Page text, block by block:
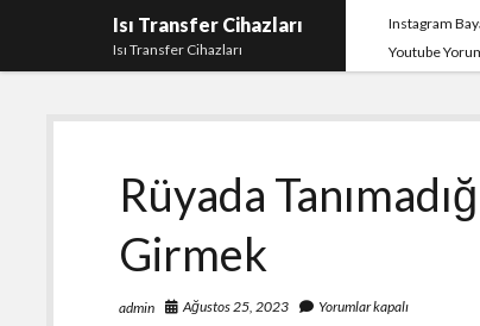
Isı Transfer Cihazları
Isı Transfer Cihazları
Instagram
Youtube
Rüyada
Girmek
admin Ağustos 25, 2023 Yorumlar kapalı